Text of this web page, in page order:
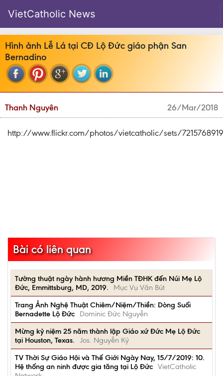
VietCatholic News
Hình ảnh Lễ Lá tại CĐ Lộ Đức giáo phận San
Bernadino
Thanh Nguyên 26/Mar/2018
http://www.flickr.com/photos/vietcatholic/sets/
Bài có liên quan
Tường thuật ngày hành hương Miền TĐHK đến Núi Mẹ Lộ
Đức, Emmittsburg, MD, 2019.
Mục Vụ Văn Bút
Trang Ảnh Nghệ Thuật Chiêm/Niệm/Thiền: Dòng Suối
Bernadette Lộ Đức
Dominic Đức Nguyễn
Mừng kỷ niệm 25 năm thành lập Giáo xứ Đức Mẹ Lộ Đức
tại Houston, Texas.
Jos. Nguyễn Ký
TV Thời Sự Giáo Hội và Thế Giới Ngày Nay, 15/7/2019: 10.
Hệ thống an ninh được gia tăng tại Lộ Đức VietCatholic